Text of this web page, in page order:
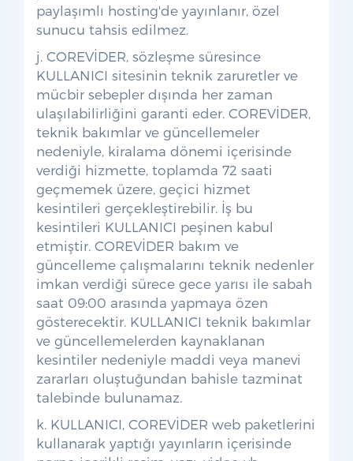
paylaşımlı hosting'de yayınlanır, özel
sunucu tahsis edilmez.
j. COREVİDER, sözleşme süresince
KULLANICI sitesinin teknik zaruretler ve
mücbir sebepler dışında her zaman
ulaşılabilirliğini garanti eder. COREVİDER,
teknik bakımlar ve güncellemeler
nedeniyle, kiralama dönemi içerisinde
verdiği hizmette, toplamda 72 saati
geçmemek üzere, geçici hizmet
kesintileri gerçekleştirebilir. İş bu
kesintileri KULLANICI peşinen kabul
etmiştir. COREVİDER bakım ve
güncelleme çalışmalarını teknik nedenler
imkan verdiği sürece gece yarısı ile sabah
saat 09:00 arasında yapmaya özen
gösterecektir. KULLANICI teknik bakımlar
ve güncellemelerden kaynaklanan
kesintiler nedeniyle maddi veya manevi
zararları oluştuğundan bahisle tazminat
talebinde bulunamaz.
k. KULLANICI, COREVİDER web paketlerini
kullanarak yaptığı yayınların içerisinde